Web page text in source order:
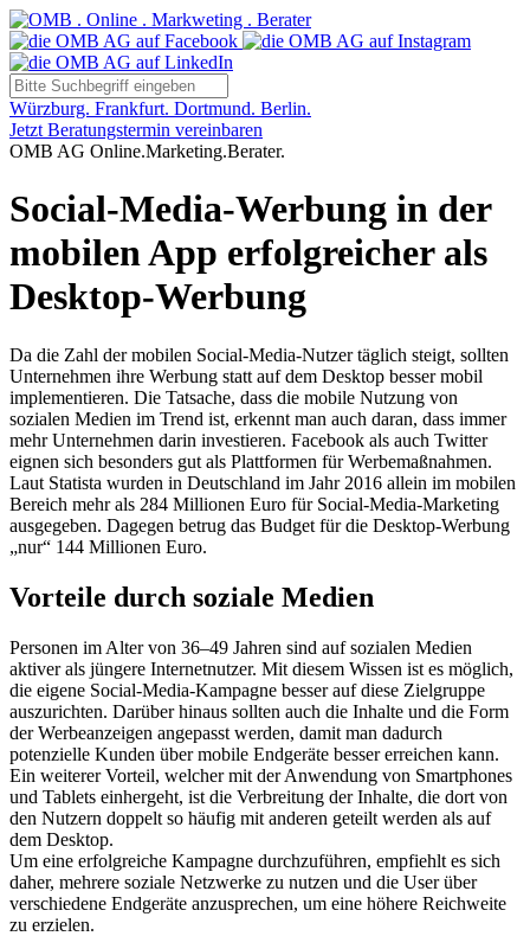
Würzburg. Frankfurt. Dortmund. Berlin.
Jetzt Beratungstermin vereinbaren
OMB AG Online.Marketing.Berater.
Social-Media-Werbung in der
mobilen App erfolgreicher als
Desktop-Werbung
Da die Zahl der mobilen Social-Media-Nutzer täglich steigt, sollten
Unternehmen ihre Werbung statt auf dem Desktop besser mobil
implementieren. Die Tatsache, dass die mobile Nutzung von
sozialen Medien im Trend ist, erkennt man auch daran, dass immer
mehr Unternehmen darin investieren. Facebook als auch Twitter
eignen sich besonders gut als Plattformen für Werbemaßnahmen.
Laut Statista wurden in Deutschland im Jahr 2016 allein im mobilen
Bereich mehr als 284 Millionen Euro für Social-Media-Marketing
ausgegeben. Dagegen betrug das Budget für die Desktop-Werbung
„nur“ 144 Millionen Euro.
Vorteile durch soziale Medien
Personen im Alter von 36–49 Jahren sind auf sozialen Medien
aktiver als jüngere Internetnutzer. Mit diesem Wissen ist es möglich,
die eigene Social-Media-Kampagne besser auf diese Zielgruppe
auszurichten. Darüber hinaus sollten auch die Inhalte und die Form
der Werbeanzeigen angepasst werden, damit man dadurch
potenzielle Kunden über mobile Endgeräte besser erreichen kann.
Ein weiterer Vorteil, welcher mit der Anwendung von Smartphones
und Tablets einhergeht, ist die Verbreitung der Inhalte, die dort von
den Nutzern doppelt so häufig mit anderen geteilt werden als auf
dem Desktop.
Um eine erfolgreiche Kampagne durchzuführen, empfiehlt es sich
daher, mehrere soziale Netzwerke zu nutzen und die User über
verschiedene Endgeräte anzusprechen, um eine höhere Reichweite
zu erzielen.